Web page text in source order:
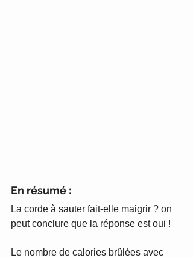
En résumé :
La corde à sauter fait-elle maigrir ? on
peut conclure que la réponse est oui !
Le nombre de calories brûlées avec